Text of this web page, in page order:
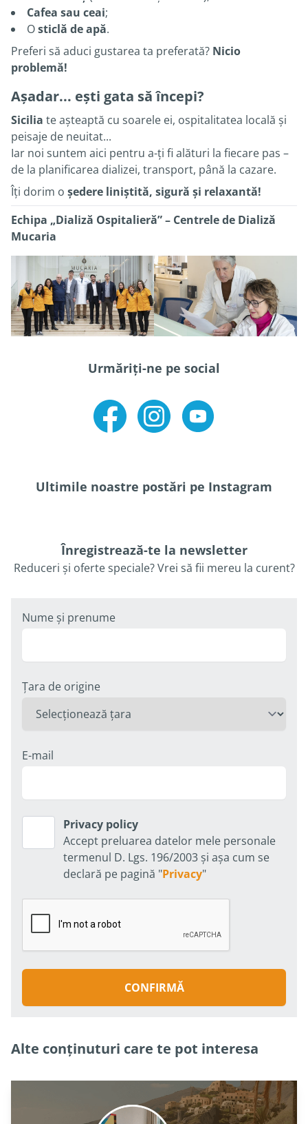
Cafea sau ceai;
Osticlă de apă.
Preferi să aduci gustarea ta preferată? Nicio
problemă!
Așadar... ești gata să începi?
Sicilia te așteaptă cu soarele ei, ospitalitatea locală și
peisaje de neuitat...
Iar noi suntem aici pentru a-ți fi alături la fiecare pas –
de la planificarea dializei, transport, până la cazare.
Îți dorim o ședere liniștită, sigură și relaxantă!
Echipa „Dializă Ospitalieră” – Centrele de Dializă
Mucaria
Urmăriți-ne pe social
FacebookInstagramYoutube
Ultimile noastre postări pe Instagram
Înregistrează-te la newsletter
Reduceri și oferte speciale? Vrei să fii mereu la curent?
Nume și prenume
Țara de origine
E-mail
Privacy policy
Privacy policy
Accept preluarea datelor mele personale
termenul D. Lgs. 196/2003 și așa cum se
declară pe pagină "Privacy"
CONFIRMĂ
Alte conținuturi care te pot interesa